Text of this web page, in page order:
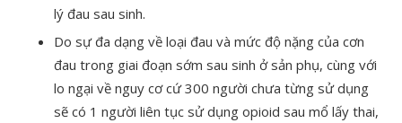
lý đau sau sinh.
Do sự đa dạng về loại đau và mức độ nặng của cơn
đau trong giai đoạn sớm sau sinh ở sản phụ, cùng với
lo ngại về nguy cơ cứ 300 người chưa từng sử dụng
sẽ có 1 người liên tục sử dụng opioid sau mổ lấy thai,